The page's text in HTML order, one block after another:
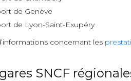
de Genève
de Lyon-Saint-Exupéry
concernant les
SNCF